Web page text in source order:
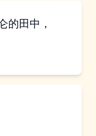
的田中，